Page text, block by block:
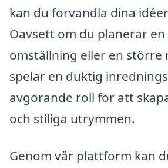
kan du förvandla dina
Oavsett om du planerar
omställning eller en större
spelar en duktig
avgörande roll för att
och stiliga utrymmen.
Genom vår plattform kan